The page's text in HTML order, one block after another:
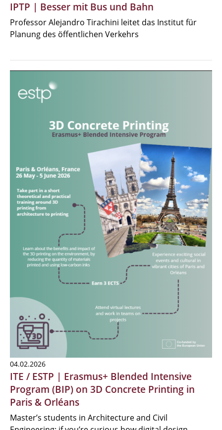
IPTP | Besser mit Bus und Bahn
Professor Alejandro Tirachini leitet das Institut für
Planung des öffentlichen Verkehrs
04.02.2026
ITE / ESTP | Erasmus+ Blended Intensive
Program (BIP) on 3D Concrete Printing in
Paris & Orléans
Master’s students in Architecture and Civil